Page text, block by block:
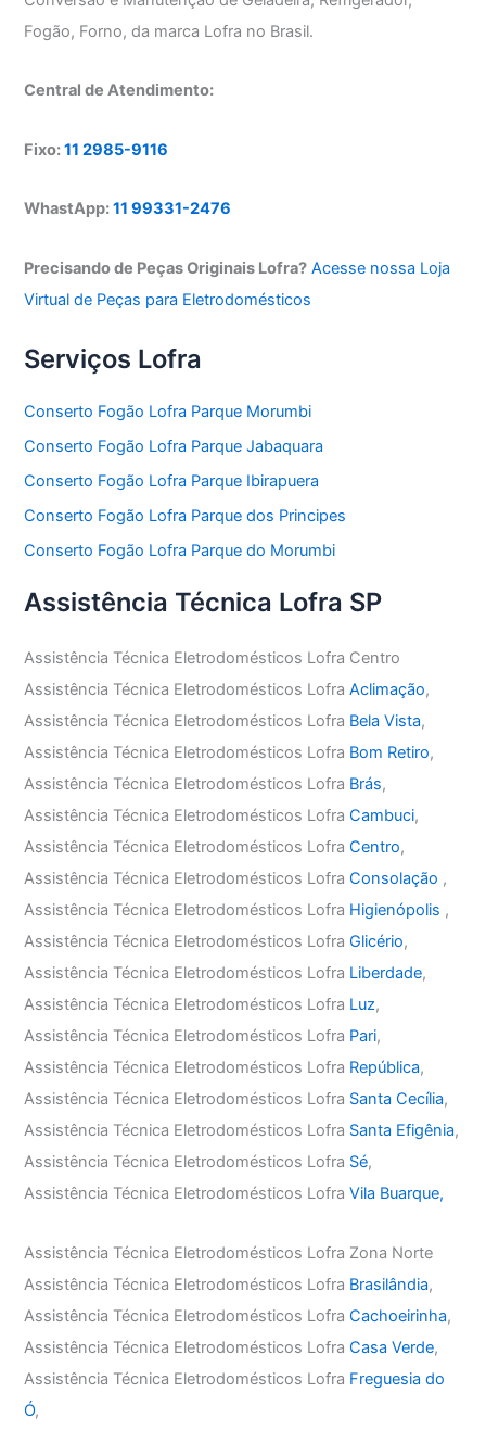
Fogão, Forno, da marca Lofra no Brasil.
Central de Atendimento:
Fixo:11 2985-9116
WhastApp:11 99331-2476
Precisando de Peças Originais Lofra? Acesse nossa Loja
Virtual de Peças para Eletrodomésticos
Serviços Lofra
Conserto Fogão Lofra Parque Morumbi
Conserto Fogão Lofra Parque Jabaquara
Conserto Fogão Lofra Parque Ibirapuera
Conserto Fogão Lofra Parque dos Principes
Conserto Fogão Lofra Parque do Morumbi
Assistência Técnica Lofra SP
Assistência Técnica Eletrodomésticos Lofra Centro
Assistência Técnica Eletrodomésticos LofraAclimação,
Assistência Técnica Eletrodomésticos Lofra Bela Vista,
Assistência Técnica Eletrodomésticos Lofra Bom Retiro,
Assistência Técnica Eletrodomésticos Lofra Brás,
Assistência Técnica Eletrodomésticos LofraCambuci,
Assistência Técnica Eletrodomésticos LofraCentro,
Assistência Técnica Eletrodomésticos LofraConsolação ,
Assistência Técnica Eletrodomésticos Lofra Higienópolis ,
Assistência Técnica Eletrodomésticos LofraGlicério,
Assistência Técnica Eletrodomésticos Lofra Liberdade,
Assistência Técnica Eletrodomésticos Lofra Luz,
Assistência Técnica Eletrodomésticos Lofra Pari,
Assistência Técnica Eletrodomésticos Lofra República,
Assistência Técnica Eletrodomésticos Lofra Santa Cecília,
Assistência Técnica Eletrodomésticos Lofra Santa Efigênia,
Assistência Técnica Eletrodomésticos Lofra Sé,
Assistência Técnica Eletrodomésticos LofraVila Buarque,
Assistência Técnica Eletrodomésticos Lofra Zona Norte
Assistência Técnica Eletrodomésticos Lofra Brasilândia,
Assistência Técnica Eletrodomésticos LofraCachoeirinha,
Assistência Técnica Eletrodomésticos LofraCasa Verde,
Assistência Técnica Eletrodomésticos Lofra Freguesia do
Ó,